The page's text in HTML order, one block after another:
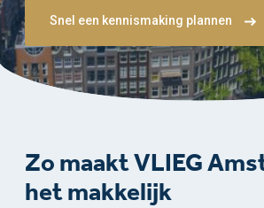
Snel een kennismaking plannen
Zo maakt VLIEG
het makkelijk